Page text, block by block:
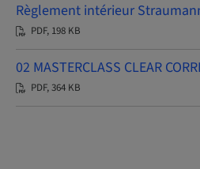
Règlement intérieur
PDF, 198 KB
02 MASTERCLASS CLEAR
PDF, 364 KB